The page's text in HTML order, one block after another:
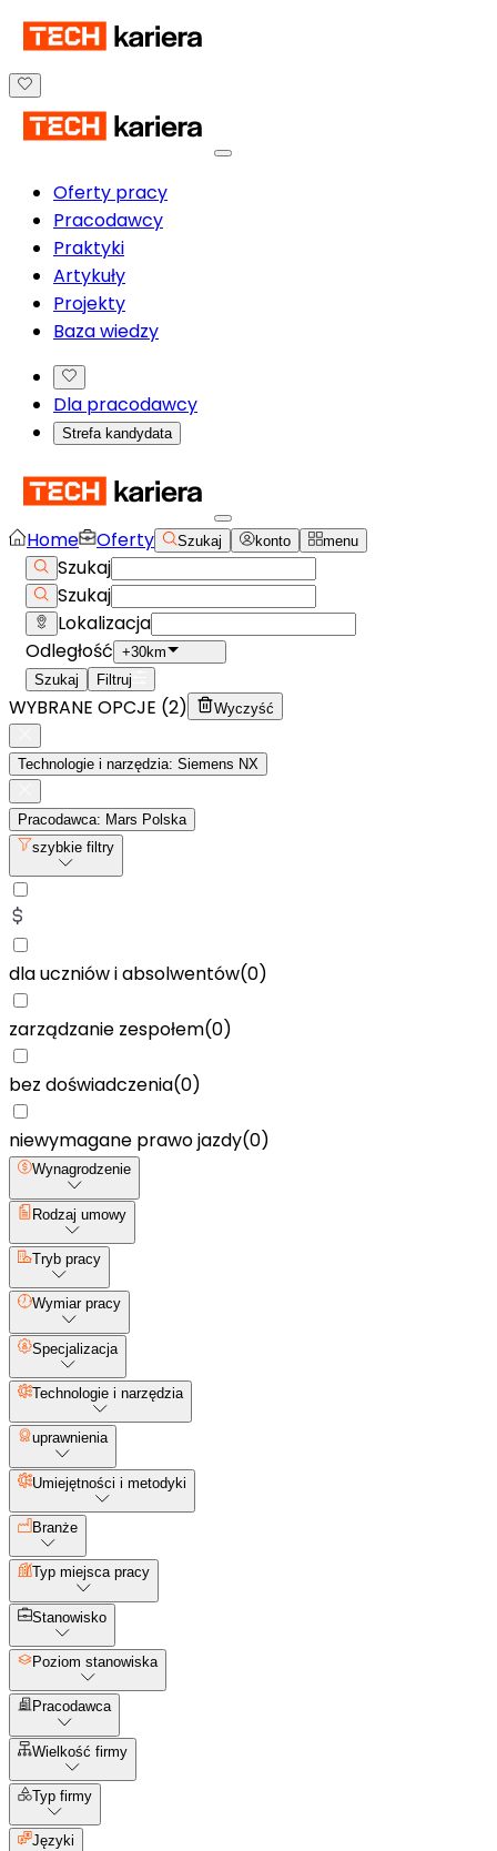
Oferty pracy
Pracodawcy
Praktyki
Artykuły
Projekty
Baza wiedzy
Dla pracodawcy
Strefa kandydata
Home Oferty Szukaj konto menu
Szukaj
Szukaj
Lokalizacja
Odległość +30km
Szukaj
Filtruj
WYBRANE OPCJE (2) Wyczyść
Technologie i narzędzia: Siemens NX
Pracodawca: Mars Polska
szybkie filtry
dla uczniów i absolwentów(0)
zarządzanie zespołem(0)
bez doświadczenia(0)
niewymagane prawo jazdy(0)
Wynagrodzenie
Rodzaj umowy
Tryb pracy
Wymiar pracy
Specjalizacja
Technologie i narzędzia
uprawnienia
Umiejętności i metodyki
Branże
Typ miejsca pracy
Stanowisko
Poziom stanowiska
Pracodawca
Wielkość firmy
Typ firmy
Języki